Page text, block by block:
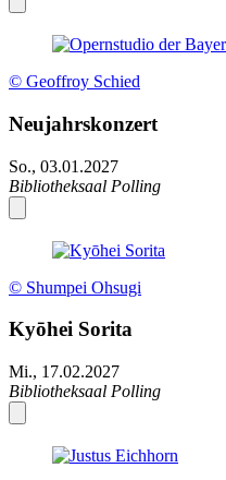
© Geoffroy Schied
Neujahrskonzert
So., 03.01.2027
Bibliotheksaal Polling
© Shumpei Ohsugi
Kyōhei Sorita
Mi., 17.02.2027
Bibliotheksaal Polling